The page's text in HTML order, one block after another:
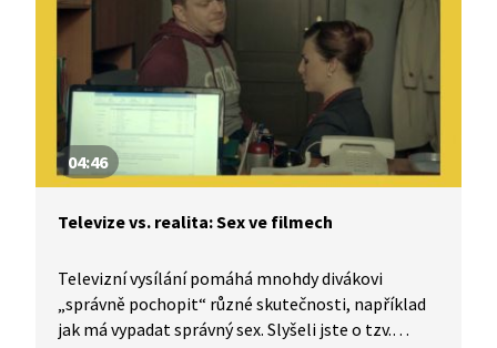
04:46
Televize vs. realita: Sex ve filmech
Televizní vysílání pomáhá mnohdy divákovi
„správně pochopit“ různé skutečnosti, například
jak má vypadat správný sex. Slyšeli jste o tzv.